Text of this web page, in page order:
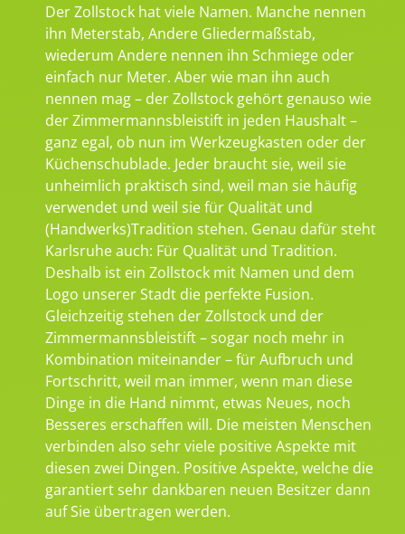
Der Zollstock hat viele Namen. Manche nennen
ihn Meterstab, Andere Gliedermaßstab,
wiederum Andere nennen ihn Schmiege oder
einfach nur Meter. Aber wie man ihn auch
nennen mag – der Zollstock gehört genauso wie
der Zimmermannsbleistift in jeden Haushalt –
ganz egal, ob nun im Werkzeugkasten oder der
Küchenschublade. Jeder braucht sie, weil sie
unheimlich praktisch sind, weil man sie häufig
verwendet und weil sie für Qualität und
(Handwerks)Tradition stehen. Genau dafür steht
Karlsruhe auch: Für Qualität und Tradition.
Deshalb ist ein Zollstock mit Namen und dem
Logo unserer Stadt die perfekte Fusion.
Gleichzeitig stehen der Zollstock und der
Zimmermannsbleistift – sogar noch mehr in
Kombination miteinander – für Aufbruch und
Fortschritt, weil man immer, wenn man diese
Dinge in die Hand nimmt, etwas Neues, noch
Besseres erschaffen will. Die meisten Menschen
verbinden also sehr viele positive Aspekte mit
diesen zwei Dingen. Positive Aspekte, welche die
garantiert sehr dankbaren neuen Besitzer dann
auf Sie übertragen werden.